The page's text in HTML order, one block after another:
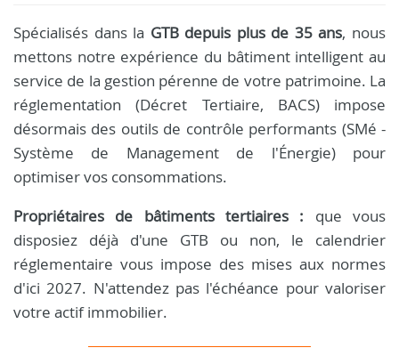
Spécialisés dans la GTB depuis plus de 35 ans, nous
mettons notre expérience du bâtiment intelligent au
service de la gestion pérenne de votre patrimoine. La
réglementation (Décret Tertiaire, BACS) impose
désormais des outils de contrôle performants (SMé -
Système de Management de l'Énergie) pour
optimiser vos consommations.
Propriétaires de bâtiments tertiaires : que vous
disposiez déjà d'une GTB ou non, le calendrier
réglementaire vous impose des mises aux normes
d'ici 2027. N'attendez pas l'échéance pour valoriser
votre actif immobilier.